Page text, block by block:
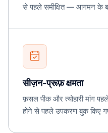
से पहले समीक्षित — आगमन के
सीज़न-प्रूफ़ क्षमता
फ़सल पीक और त्योहारी मांग
होने से पहले उपकरण बुक किए